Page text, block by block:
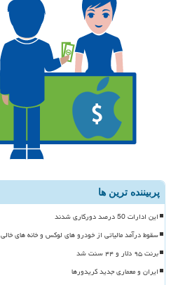
پربیننده ترین ها
این ادارات 50 درصد دورکاری شدند
سقوط درآمد مالیاتی از خودرو های لوکس و خانه های خالی
برنت ۹۵ دلار و ۴۴ سنت شد
ایران و معماری جدید کریدورها